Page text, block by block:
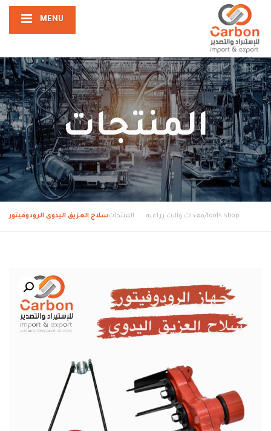
MENU
المنتجات
tools shop/معدات والات زراعيه المنتجاتسلاح العزيق اليدوي الرودوفيتور